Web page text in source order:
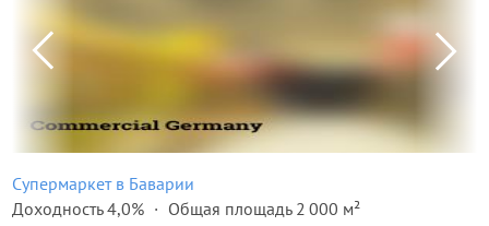
Супермаркет в Баварии
Доходность 4,0%
Общая площадь 2 000 м²